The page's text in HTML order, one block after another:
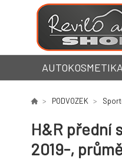
AUTOKOSMETIKA
PODVOZEK
H&R přední
2019-,